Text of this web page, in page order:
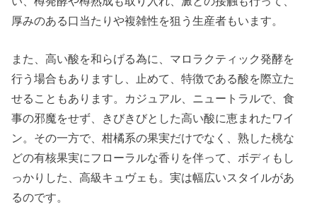
厚みのある口当たりや複雑性を狙う生産者もいます。
また、高い酸を和らげる為に、マロラクティック発酵を
行う場合もありますし、止めて、特徴である酸を際立た
せることもあります。カジュアル、ニュートラルで、食
事の邪魔をせず、きびきびとした高い酸に恵まれたワイ
ン。その一方で、柑橘系の果実だけでなく、熟した桃な
どの有核果実にフローラルな香りを伴って、ボディもし
っかりした、高級キュヴェも。実は幅広いスタイルがあ
るのです。